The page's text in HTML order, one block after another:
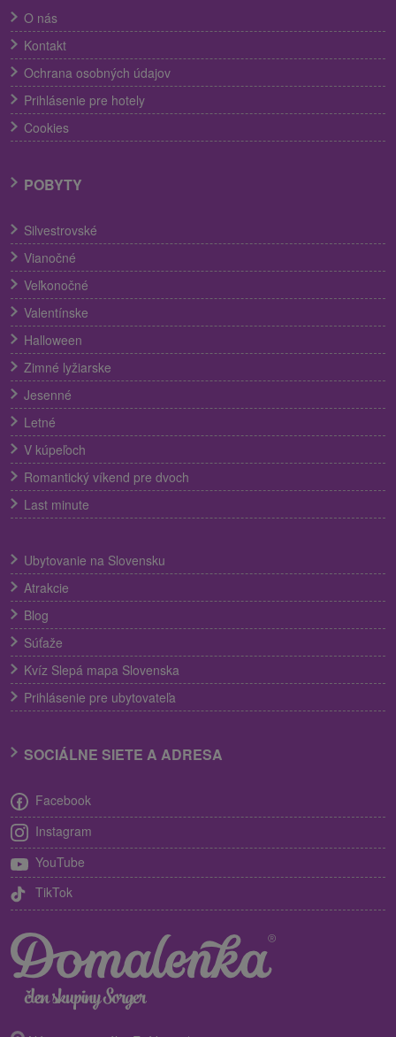
O nás
Kontakt
Ochrana osobných údajov
Prihlásenie pre hotely
Cookies
POBYTY
Silvestrovské
Vianočné
Veľkonočné
Valentínske
Halloween
Zimné lyžiarske
Jesenné
Letné
V kúpeľoch
Romantický víkend pre dvoch
Last minute
Ubytovanie na Slovensku
Atrakcie
Blog
Súťaže
Kvíz Slepá mapa Slovenska
Prihlásenie pre ubytovateľa
SOCIÁLNE SIETE A ADRESA
Facebook
Instagram
YouTube
TikTok